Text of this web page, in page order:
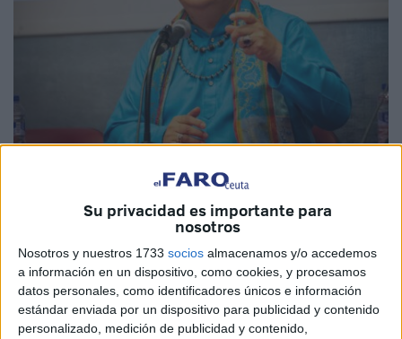
Su privacidad es importante para
nosotros
Nosotros y nuestros 1733 socios almacenamos y/o accedemos
a información en un dispositivo, como cookies, y procesamos
datos personales, como identificadores únicos e información
estándar enviada por un dispositivo para publicidad y contenido
personalizado, medición de publicidad y contenido,
Nos complace anunciar la publicación del libro Sri Vaishna
Stotra Mala, Una guirnalda de himnos de alabanza Sri
vaishnavas, una obra única que reúne algunas de las más